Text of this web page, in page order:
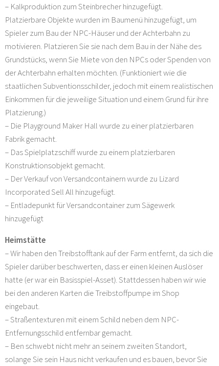
– Kalkproduktion zum Steinbrecher hinzugefügt.
Platzierbare Objekte wurden im Baumenü hinzugefügt, um
Spieler zum Bau der NPC-Häuser und der Achterbahn zu
motivieren. Platzieren Sie sie nach dem Bau in der Nähe des
Grundstücks, wenn Sie Miete von den NPCs oder Spenden von
der Achterbahn erhalten möchten. (Funktioniert wie die
staatlichen Subventionsschilder, jedoch mit einem realistischen
Einkommen für die jeweilige Situation und einem Grund für ihre
Platzierung.)
– Die Playground Maker Hall wurde zu einer platzierbaren
Fabrik gemacht.
– Das Spielplatzschiff wurde zu einem platzierbaren
Konstruktionsobjekt gemacht.
– Der Verkauf von Versandcontainern wurde zu Lizard
Incorporated Sell All hinzugefügt.
– Entladepunkt für Versandcontainer zum Sägewerk
hinzugefügt
Heimstätte
– Wir haben den Treibstofftank auf der Farm entfernt, da sich die
Spieler darüber beschwerten, dass er einen kleinen Auslöser
hatte (er war ein Basisspiel-Asset). Stattdessen haben wir wie
bei den anderen Karten die Treibstoffpumpe im Shop
eingebaut.
– Straßentexturen mit einem Schild neben dem NPC-
Entfernungsschild entfernbar gemacht.
– Ben schwebt nicht mehr an seinem zweiten Standort,
solange Sie sein Haus nicht verkaufen und es bauen, bevor Sie